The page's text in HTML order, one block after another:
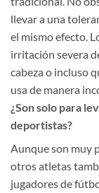
llevar a una
el mismo efecto.
irritación severa
cabeza o incluso
usa de manera
¿Son solo para
deportistas?
Aunque son muy
otros atletas
jugadores de